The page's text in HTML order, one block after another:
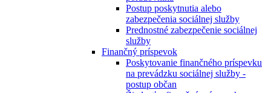
Postup poskytnutia alebo
zabezpečenia sociálnej služby
Prednostné zabezpečenie sociálnej
služby
Finančný príspevok
Poskytovanie finančného príspevku
na prevádzku sociálnej služby -
postup občan